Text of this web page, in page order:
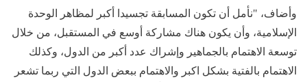
وأضاف، "نأمل أن تكون المسابقة تجسيدا أكبر لمظاهر الوحدة
الإسلامية، وأن يكون هناك مشاركة أوسع في المستقبل، من خلال
توسعة الاهتمام بالجماهير وإشراك عدد أكبر من الدول، وكذلك
الاهتمام بالفتية بشكل اكبر والاهتمام ببعض الدول التي ربما تشعر